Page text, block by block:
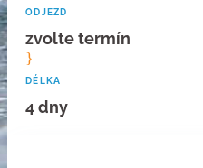
ODJEZD
zvolte termín
}
DÉLKA
4 dny